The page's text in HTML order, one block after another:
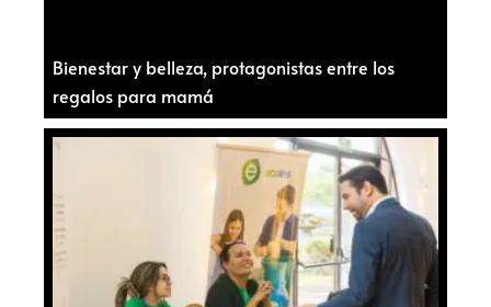
Bienestar y belleza, protagonistas entre los
regalos para mamá